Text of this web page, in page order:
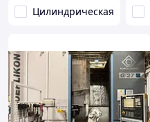
Цилиндрическая